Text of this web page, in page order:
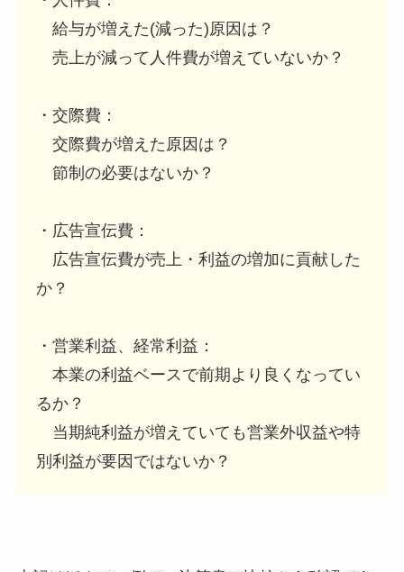
給与が増えた(減った)原因は？
売上が減って人件費が増えていないか？
・交際費：
交際費が増えた原因は？
節制の必要はないか？
・広告宣伝費：
広告宣伝費が売上・利益の増加に貢献した
か？
・営業利益、経常利益：
本業の利益ベースで前期より良くなってい
るか？
当期純利益が増えていても営業外収益や特
別利益が要因ではないか？